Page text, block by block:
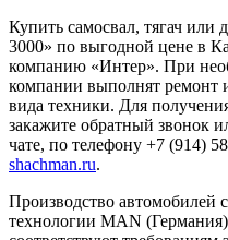
Купить самосвал, тягач или
3000» по выгодной цене в
компанию «Интер». При
компании выполнят ремонт
вида техники. Для
закажите обратный звонок
чате, по телефону +7 (914)
shachman.ru.
Производство автомобилей
технологии MAN